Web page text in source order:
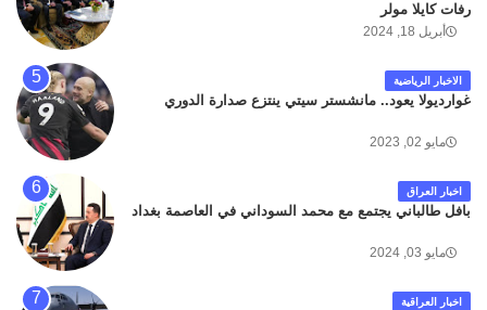
رفات كايلا مولر
أبريل 18, 2024
الاخبار الرياضية
غوارديولا يعود.. مانشستر سيتي ينتزع صدارة الدوري
مايو 02, 2023
اخبار العراق
بافل طالباني يجتمع مع محمد السوداني في العاصمة بغداد
مايو 03, 2024
اخبار العراقية